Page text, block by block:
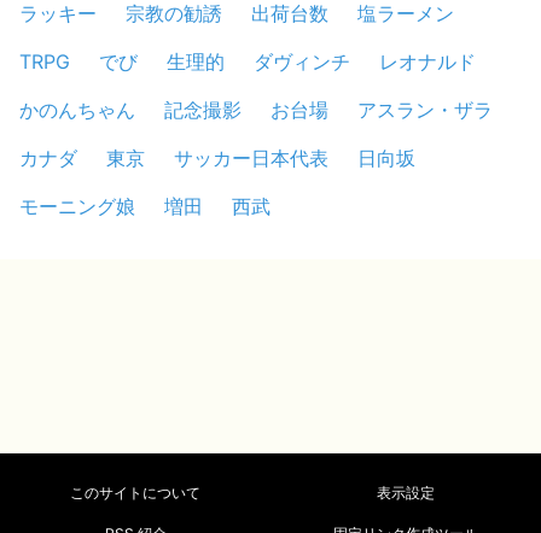
ラッキー
宗教の勧誘 出荷台数
塩ラーメン
TRPG
でび 生理的 ダヴィンチ
レオナルド
かのんちゃん
記念撮影 お台場
アスラン・ザラ
カナダ
東京 サッカー日本代表
日向坂
モーニング娘
増田 西武
このサイトについて 表示設定